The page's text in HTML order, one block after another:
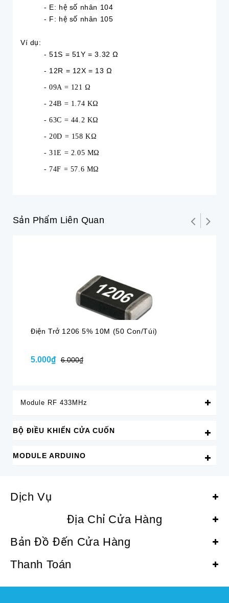
- E: hệ số nhân 104
- F: hệ số nhân 105
Ví dụ:
- 51S = 51Y = 3.32 Ω
- 12R = 12X = 13 Ω
- 09A = 121 Ω
- 24B = 1.74 KΩ
- 63C = 44.2 KΩ
- 20D = 158 KΩ
- 31E = 2.05 MΩ
- 74F = 57.6 MΩ
Sản Phẩm Liên Quan
Điện Trở 1206 5% 10M (50 Con/túi)
5.000₫ 6.000₫
Module RF 433MHz
BỘ ĐIỀU KHIỂN CỬA CUỐN
MODULE ARDUINO
Dịch Vụ
Địa Chỉ Cửa Hàng
Bản Đồ Đến Cửa Hàng
Thanh Toán